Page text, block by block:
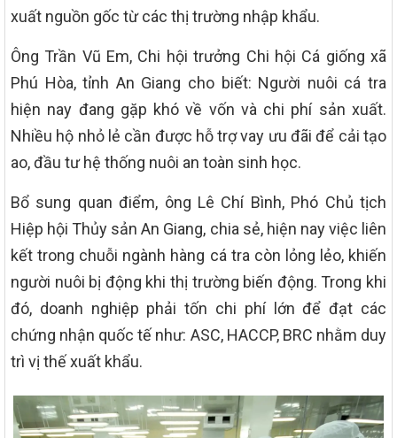
xuất nguồn gốc từ các thị trường nhập khẩu.
Ông Trần Vũ Em, Chi hội trưởng Chi hội Cá giống xã
Phú Hòa, tỉnh An Giang cho biết: Người nuôi cá tra
hiện nay đang gặp khó về vốn và chi phí sản xuất.
Nhiều hộ nhỏ lẻ cần được hỗ trợ vay ưu đãi để cải tạo
ao, đầu tư hệ thống nuôi an toàn sinh học.
Bổ sung quan điểm, ông Lê Chí Bình, Phó Chủ tịch
Hiệp hội Thủy sản An Giang, chia sẻ, hiện nay việc liên
kết trong chuỗi ngành hàng cá tra còn lỏng lẻo, khiến
người nuôi bị động khi thị trường biến động. Trong khi
đó, doanh nghiệp phải tốn chi phí lớn để đạt các
chứng nhận quốc tế như: ASC, HACCP, BRC nhằm duy
trì vị thế xuất khẩu.